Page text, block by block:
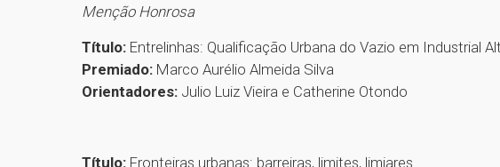
Menção Honrosa
Título: Entrelinhas: Qualificação Urbana do Vazio em Industrial
Premiado: Marco Aurélio Almeida Silva
Orientadores: Julio Luiz Vieira e Catherine Otondo
Título: Fronteiras urbanas: barreiras, limites, limiares